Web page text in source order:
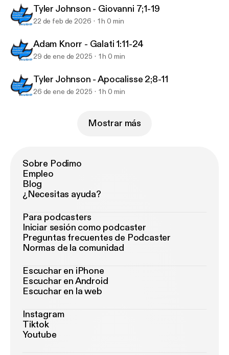
Podcast Audio
Tyler Johnson - Giovanni 7;1-19
22 de feb de 2026 1 h 0 min
Adam Knorr - Galati 1:11-24
29 de ene de 2025 1 h 0 min
Tyler Johnson - Apocalisse 2;8-11
26 de ene de 2025 1 h 0 min
Mostrar más
Sobre Podimo
Empleo
Blog
¿Necesitas ayuda?
Para podcasters
Iniciar sesión como podcaster
Preguntas frecuentes de Podcaster
Normas de la comunidad
Escuchar en iPhone
Escuchar en Android
Escuchar en la web
Instagram
Tiktok
Youtube